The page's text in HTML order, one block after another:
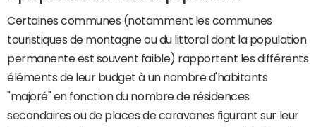
Certaines communes (notamment les communes
touristiques de montagne ou du littoral dont la population
permanente est souvent faible) rapportent les différents
éléments de leur budget à un nombre d'habitants
"majoré" en fonction du nombre de résidences
secondaires ou de places de caravanes figurant sur leur